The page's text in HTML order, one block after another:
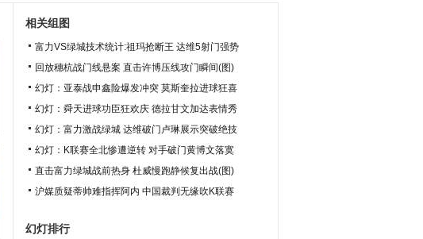
相关组图
富力VS绿城技术统计:祖玛抢断王 达维5射门强势
回放穗杭战门线悬案 直击许博压线攻门瞬间(图)
幻灯：亚泰战申鑫险爆发冲突 莫斯奎拉进球狂喜
幻灯：舜天进球功臣狂欢庆 德拉甘文加达表情秀
幻灯：富力激战绿城 达维破门卢琳展示突破绝技
幻灯：K联赛全北惨遭逆转 对手破门黄博文落寞
直击富力绿城战前热身 杜威慢跑静候复出战(图)
沪媒质疑蒂帅难指挥阿内 中国裁判无缘吹K联赛
幻灯排行